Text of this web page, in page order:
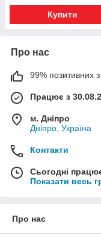
Купити
Про нас
99% позитивних з
Працює з
м. Дніпро
Дніпро, Україна
Контакти
Сьогодні
Показати весь
Про нас